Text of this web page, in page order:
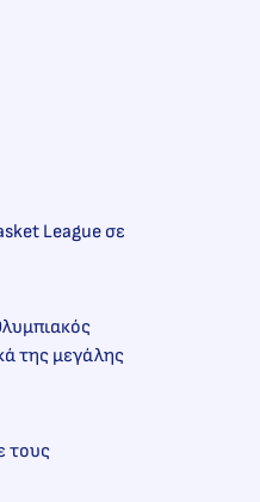
League σε
της μεγάλης
τους